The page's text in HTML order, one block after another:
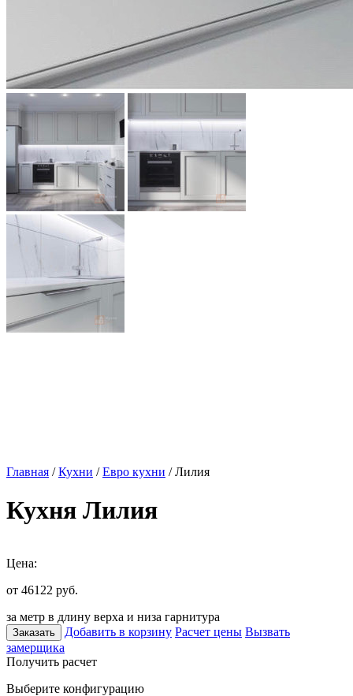
Главная /Кухни /Евро кухни / Лилия
Кухня Лилия
Цена:
от 46122 руб.
за метр в длину верха и низа гарнитура
Заказать Добавить в корзину Расчет цены Вызвать
замерщика
Получить расчет
Выберите конфигурацию